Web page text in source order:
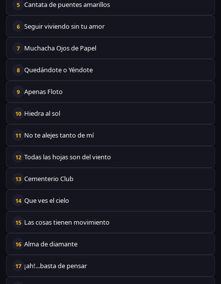
5 Cantata de puentes amarillos
6 Seguir viviendo sin tu amor
7 Muchacha Ojos de Papel
8 Quedándote o Yéndote
9 Apenas Floto
10 Hiedra al sol
11 No te alejes tanto de mí
12 Todas las hojas son del viento
13 Cementerio Club
14 Que ves el cielo
15 Las cosas tienen movimiento
16 Alma de diamante
17 ¡ah!...basta de pensar